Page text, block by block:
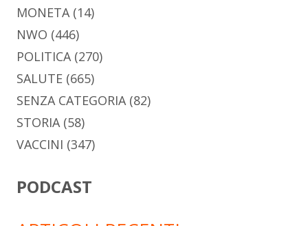
MONETA(14)
NWO (446)
POLITICA(270)
SALUTE (665)
SENZA CATEGORIA(82)
STORIA(58)
VACCINI (347)
PODCAST